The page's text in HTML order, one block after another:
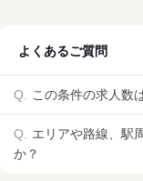
よくあるご質問
この条件の求人数
エリアや路線、駅
か？